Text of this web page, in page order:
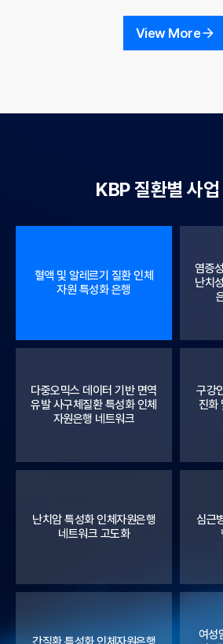
s/j/
View More
KBP 질환별 사업
혈액 및 알레르기 질환 인체
자원 특성화 은행
염증
난치
다중오믹스 데이터 기반 면역
유발 사구체질환 특성화 인체
자원은행 네트워크
구강
진화
난치암 특성화 인체자원은행
네트워크 고도화
심근
여성